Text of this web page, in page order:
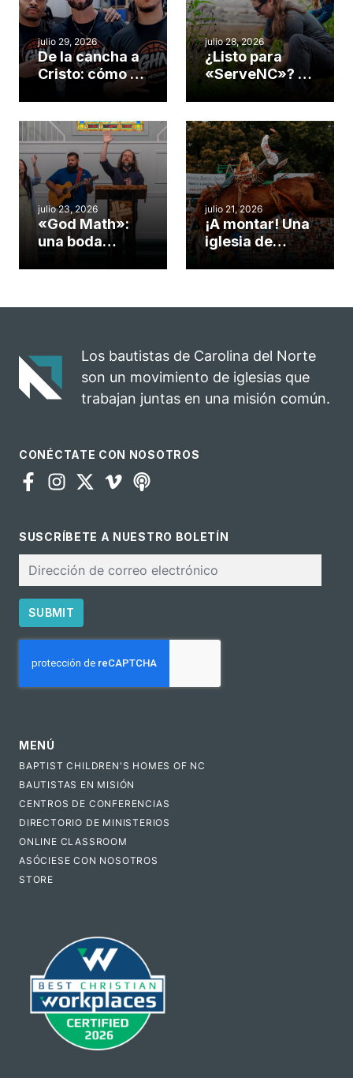
julio 29, 2026
De la cancha a
Cristo: cómo el
gimnasio de
Cary se
convirtió en un
insólito campo
misionero te
cuento
julio 28, 2026
¿Listo para
«ServeNC»? 4
obra de Dios
durante la
Semana
ServeNC
julio 23, 2026
«God Math»:
una boda
celebra el
julio 21, 2026
¡A montar! Una
iglesia de
rodeo anual en
para el
ministerio
Los bautistas de Carolina del Norte
son un movimiento de iglesias que
trabajan juntas en una misión común.
CONÉCTATE CON NOSOTROS
SUSCRÍBETE A NUESTRO BOLETÍN
electrónico
SUBMIT
MENÚ
BAPTIST CHILDREN'S HOMES OF NC
BAUTISTAS EN MISIÓN
CENTROS DE CONFERENCIAS
DIRECTORIO DE MINISTERIOS
ONLINE CLASSROOM
ASÓCIESE CON NOSOTROS
STORE